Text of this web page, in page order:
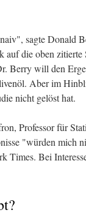
sagte Donald
die oben
Berry will den
Aber im
nicht gelöst hat.
Professor für
"würden mich
Times. Bei